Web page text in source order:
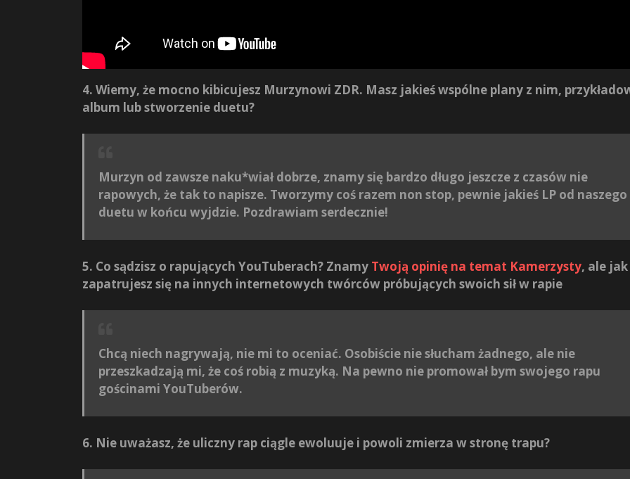
4. Wiemy, że mocno kibicujesz Murzynowi ZDR. Masz jakieś wspólne plany z nim,
album lub stworzenie duetu?
Murzyn od zawsze naku*wiał dobrze, znamy się bardzo długo jeszcze z czasów nie
rapowych, że tak to napisze. Tworzymy coś razem non stop, pewnie jakieś LP od naszego
duetu w końcu wyjdzie. Pozdrawiam serdecznie!
5. Co sądzisz o rapujących YouTuberach? Znamy Twoją opinię na temat Kamerzysty, ale jak
zapatrujesz się na innych internetowych twórców próbujących swoich sił w rapie
Chcą niech nagrywają, nie mi to oceniać. Osobiście nie słucham żadnego, ale nie
przeszkadzają mi, że coś robią z muzyką. Na pewno nie promował bym swojego rapu
gościnami YouTuberów.
6. Nie uważasz, że uliczny rap ciągle ewoluuje i powoli zmierza w stronę trapu?